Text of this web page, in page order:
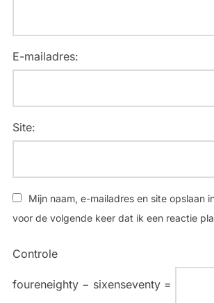
E-mailadres:
Site:
Mijn naam, e-mailadres en site opslaan
voor de volgende keer dat ik een reactie
Controle
foureneighty − sixenseventy =